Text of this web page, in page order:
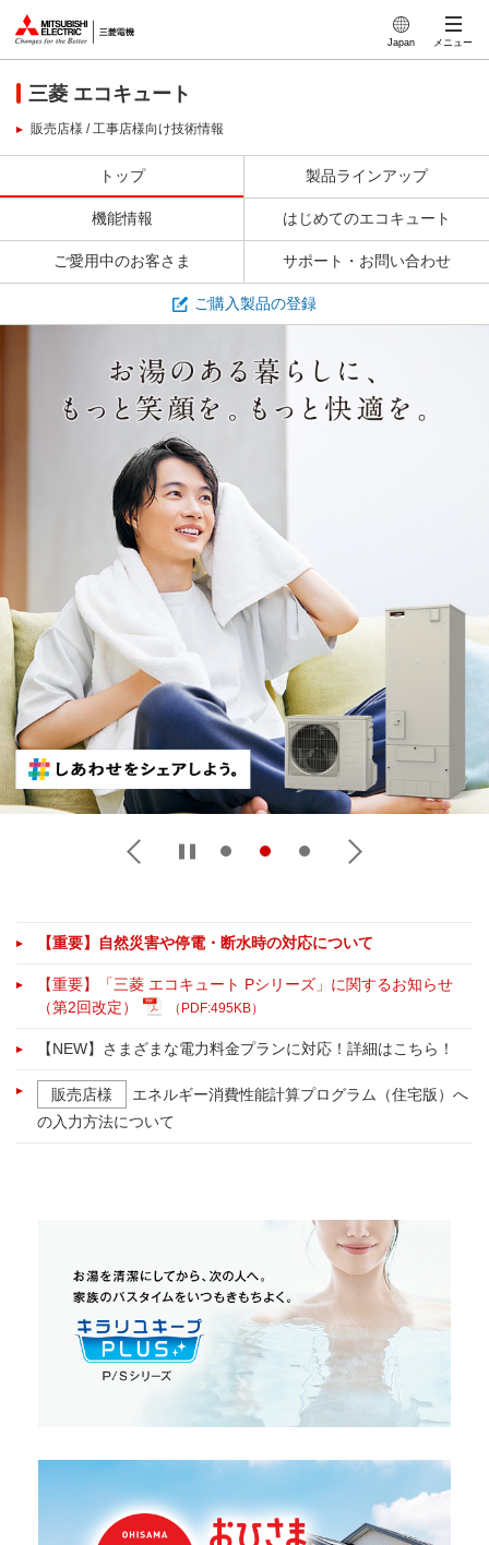
Japan メニュー
三菱 エコキュート
販売店様 / 工事店様向け技術情報
トップ 製品ラインアップ
機能情報 はじめてのエコキュート
ご愛用中のお客さま サポート・お問い合わせ
ご購入製品の登録
【重要】自然災害や停電・断水時の対応について
【重要】「三菱 エコキュート Pシリーズ」に関するお知らせ
（第2回改定）
（PDF:495KB）
【NEW】さまざまな電力料金プランに対応！詳細はこちら！
販売店様
エネルギー消費性能計算プログラム（住宅版）へ
の入力方法について